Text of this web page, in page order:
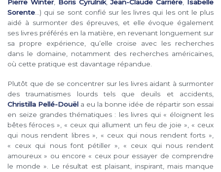
Pierre Winter, Boris Cyrulnik,Jean-Claude Carrière, Isabelle
Sorente…) qui se sont confié sur les livres qui les ont le plus
aidé à surmonter des épreuves, et elle évoque également
ses livres préférés en la matière, en revenant longuement sur
sa propre expérience, qu’elle croise avec les recherches
dans le domaine, notamment des recherches américaines,
où cette pratique est davantage répandue.
Plutôt que de se concentrer sur les livres aidant à surmonter
des traumatismes lourds tels que deuils et accidents,
Christilla Pellé-Douël a eu la bonne idée de répartir son essai
en seize grandes thématiques : les livres qui « éloignent les
bêtes féroces », « ceux qui allument un feu de joie », « ceux
qui nous rendent libres », « ceux qui nous rendent forts »,
« ceux qui nous font pétiller », « ceux qui nous rendent
amoureux » ou encore « ceux pour essayer de comprendre
le monde ». Le résultat est plaisant, inspirant, mais manque